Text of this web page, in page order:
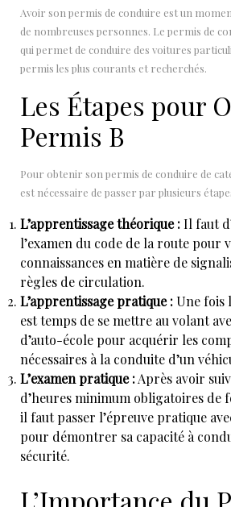
Avoir son permis de conduire est un
de nombreuses personnes. Le permis de
qui permet de conduire des voitures
permis les plus courants et recherchés.
Les Étapes pour
Permis B
Pour obtenir son permis de conduire de
est nécessaire de passer par plusieurs
L’apprentissage théorique :Il faut
l’examen du code de la route pour
connaissances en matière de
règles de circulation.
L’apprentissage pratique :Une fois
est temps de se mettre au volant
d’auto-école pour acquérir les
nécessaires à la conduite d’un
L’examen pratique :Après avoir
d’heures minimum obligatoires de
il faut passer l’épreuve pratique
pour démontrer sa capacité à
sécurité.
L’Importance du